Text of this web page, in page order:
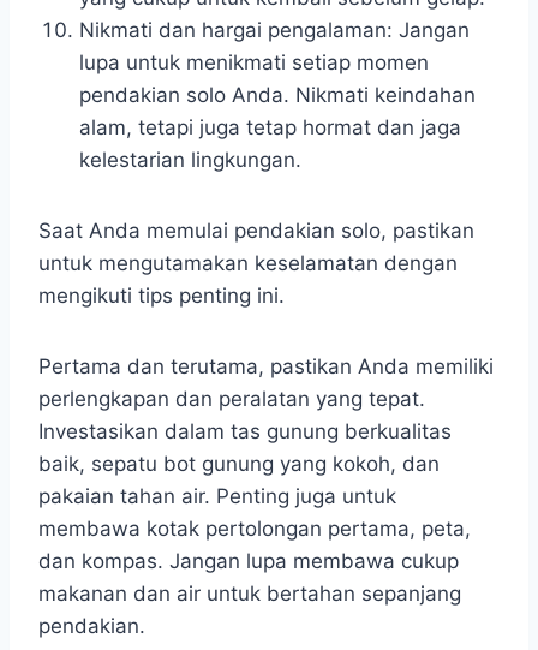
Nikmati dan hargai pengalaman: Jangan
lupa untuk menikmati setiap momen
pendakian solo Anda. Nikmati keindahan
alam, tetapi juga tetap hormat dan jaga
kelestarian lingkungan.
Saat Anda memulai pendakian solo, pastikan
untuk mengutamakan keselamatan dengan
mengikuti tips penting ini.
Pertama dan terutama, pastikan Anda memiliki
perlengkapan dan peralatan yang tepat.
Investasikan dalam tas gunung berkualitas
baik, sepatu bot gunung yang kokoh, dan
pakaian tahan air. Penting juga untuk
membawa kotak pertolongan pertama, peta,
dan kompas. Jangan lupa membawa cukup
makanan dan air untuk bertahan sepanjang
pendakian.